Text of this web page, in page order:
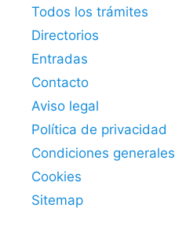
Todos los trámites
Directorios
Entradas
Contacto
Aviso legal
Política de privacidad
Condiciones generales
Cookies
Sitemap